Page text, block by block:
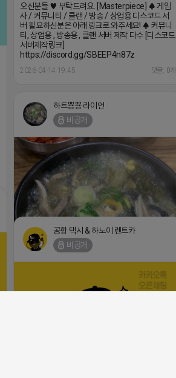
오신분들 ♥ 부탁드려요. [Masterpiece] ♠ 게임
사 / 커뮤니티 / 클랜 / 방송 / 상업용 디스코드 서
버 필요하신분은 아래 링크로 와주세요! ♠ 커뮤니
티, 상업용 , 방송용 , 클랜 서버 제작 다수 [디스코드
서버제작링크]
https://discord.gg/SBEEP4n87z
2026-04-14 19:45 댓글: 0개
하트뿅뿅 라이언
비공개
공항 택시 & 하노이 렌트카
비공개